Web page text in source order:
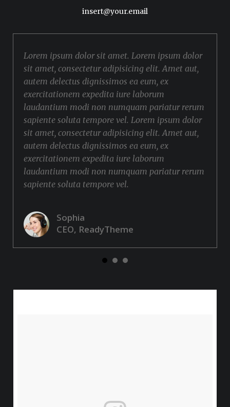
insert@your.email
Lorem ipsum dolor sit amet. Lorem ipsum dolor
sit amet, consectetur adipisicing elit. Amet aut,
autem delectus dignissimos ea eum, ex
exercitationem expedita iure laborum
laudantium modi non numquam pariatur rerum
sapiente soluta tempore vel. Lorem ipsum dolor
sit amet, consectetur adipisicing elit. Amet aut,
autem delectus dignissimos ea eum, ex
exercitationem expedita iure laborum
laudantium modi non numquam pariatur rerum
sapiente soluta tempore vel.
Sophia
CEO, ReadyTheme